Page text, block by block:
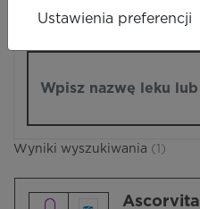
Wyniki wyszukiwania (1)
Ascorvita
Ustawienia preferencji